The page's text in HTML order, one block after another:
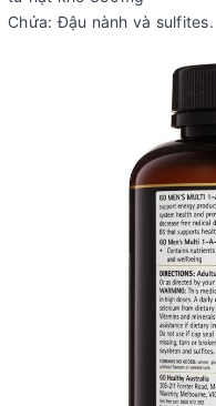
Chứa: Đậu nành và sulfites.